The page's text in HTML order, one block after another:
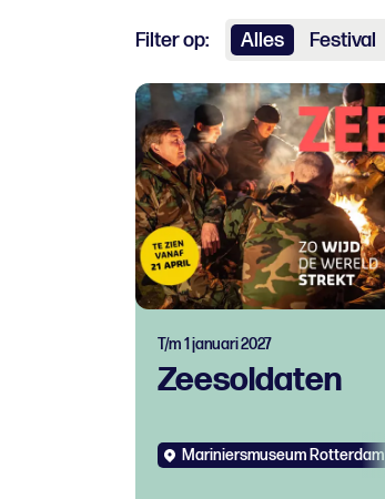
Filter op: Alles Festival
Zeesoldaten
T/m 1 januari 2027
Mariniersmuseum Rotterdam